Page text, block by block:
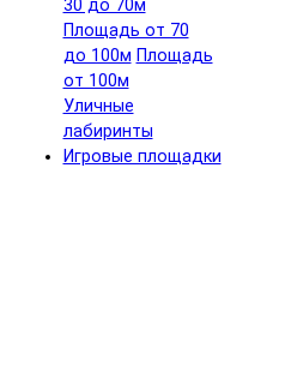
30 до 70м
Площадь от 70
до 100м Площадь
от 100м
Уличные
лабиринты
Игровые площадки